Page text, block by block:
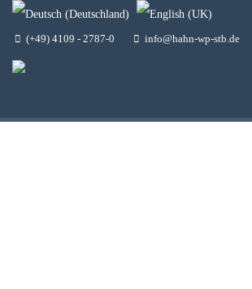
(+49) 4109 - 2787-0 info@hahn-wp-stb.de